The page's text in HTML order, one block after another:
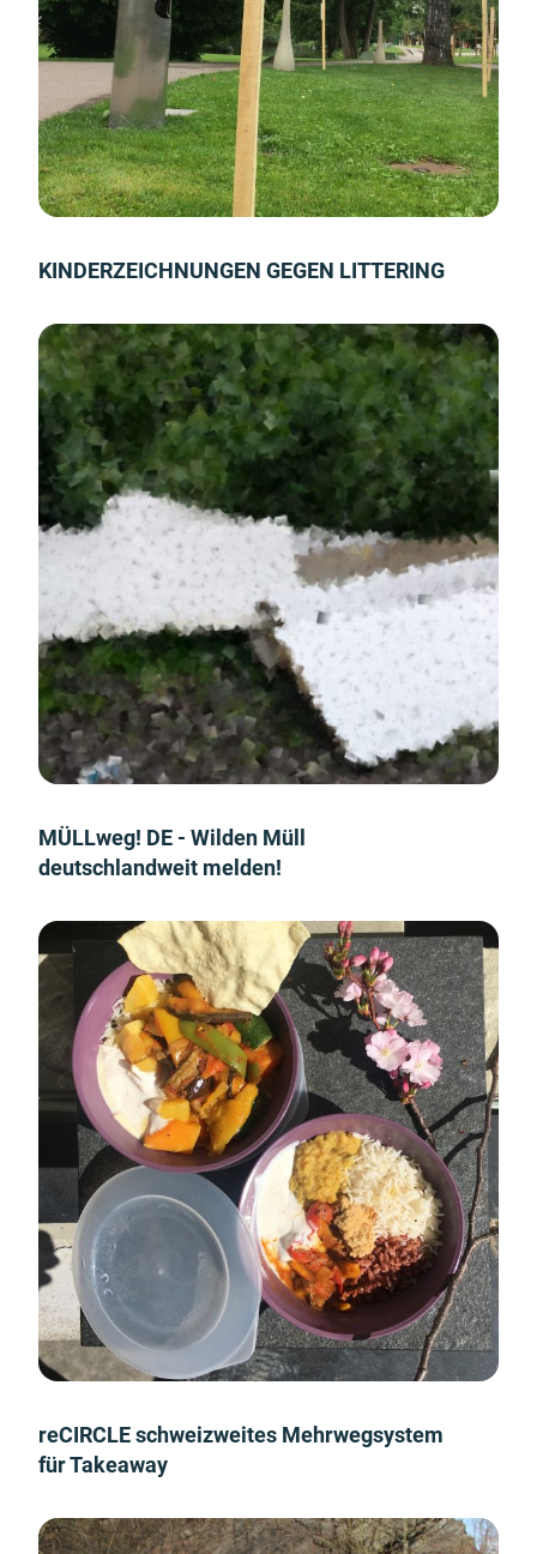
KINDERZEICHNUNGEN GEGEN LITTERING
MÜLLweg! DE - Wilden Müll
deutschlandweit melden!
reCIRCLE schweizweites Mehrwegsystem
für Takeaway